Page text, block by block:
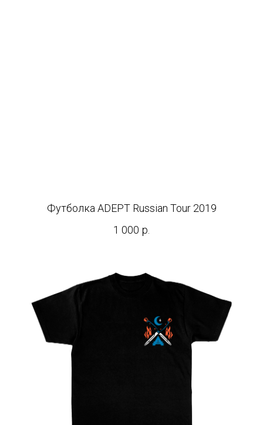
Футболка ADEPT Russian Tour 2019
1 000 р.